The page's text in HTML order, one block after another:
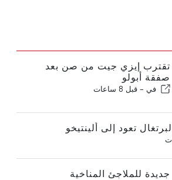
تقترب إيزي جيت من صن بعد
صفقة أبولو
في - قبل 8 ساعات
تعود إلى ألينتيخو
للملاجئ المناخية